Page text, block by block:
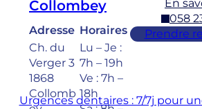
Collombey
Adresse
Ch. du
Verger 3
1868
Collomb
Horaires
Lu – Je :
7h – 19h
Ve : 7h –
18h
En
058
Prendre
Urgences dentaires : 7/7j pour